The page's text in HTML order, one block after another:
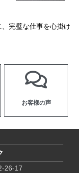
完璧な仕事を心掛け
お客様の声
26-17